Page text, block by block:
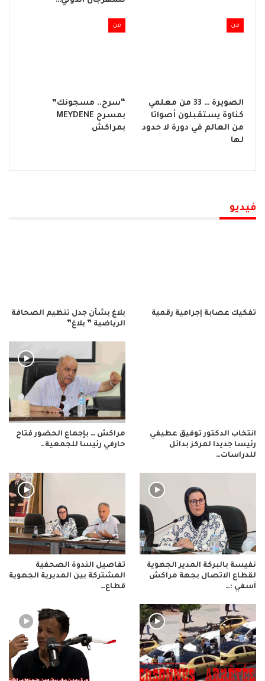
فن
الصويرة … 33 من معلمي
كناوة يستقبلون أصواتا
من العالم في دورة لا حدود
لها
فن
“سرح.. مسجونك”
بمسرح MEYDENE
بمراكش
فيديو
تفكيك عصابة إجرامية رقمية
بلاغ بشأن جدل تنظيم الصحافة
الرياضية ” بلاغ”
انتخاب الدكتور توفيق عطيفي
رئيسا جديدا لمركز بدائل
للدراسات…
مراكش … بإجماع الحضور فتاح
حارفي رئيسا للجمعية…
نفيسة بالبركة المدير الجهوية
لقطاع الاتصال بجهة مراكش
آسفي :…
تفاصيل الندوة الصحفية
المشتركة بين المديرية الجهوية
قطاع…